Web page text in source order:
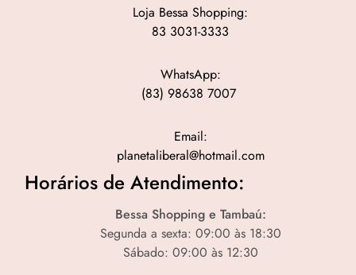
Loja Bessa Shopping:
83 3031-3333
WhatsApp:
(83) 98638 7007
Email:
planetaliberal@hotmail.com
Horários de Atendimento:
Bessa Shopping e Tambaú:
Segunda a sexta: 09:00 às 18:30
Sábado: 09:00 às 12:30